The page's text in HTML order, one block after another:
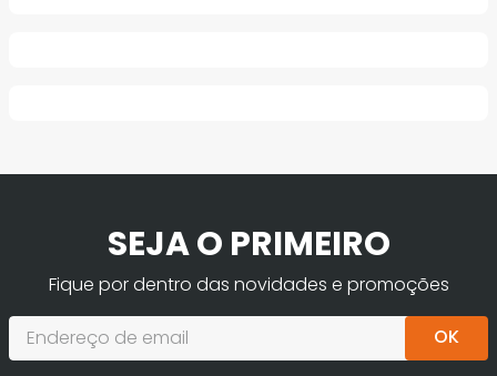
SEJA O PRIMEIRO
Fique por dentro das novidades e promoções
OK